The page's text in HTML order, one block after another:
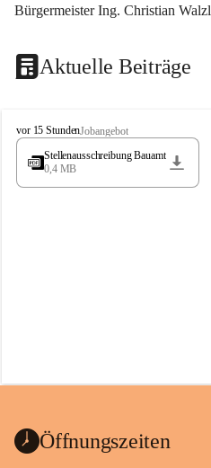
Bürgermeister Ing. Christian Walzl
Aktuelle Beiträge
S
t
s
vor 15 StundenJobangebot
Stellenausschreibung Bauamt
0,4 MB
Öffnungszeiten